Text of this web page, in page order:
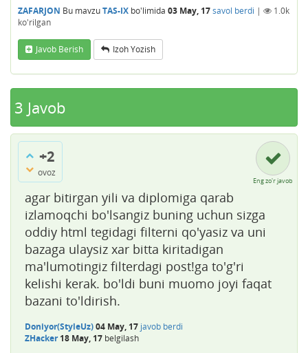
ZAFARJON Bu mavzuTAS-IX bo'limida 03 May, 17savol berdi |
1.0k
ko'rilgan
Javob Berish Izoh Yozish
3 Javob
+2
ovoz
Eng zo'r javob
agar bitirgan yili va diplomiga qarab
izlamoqchi bo'lsangiz buning uchun sizga
oddiy html tegidagi filterni qo'yasiz va uni
bazaga ulaysiz xar bitta kiritadigan
ma'lumotingiz filterdagi post!ga to'g'ri
kelishi kerak. bo'ldi buni muomo joyi faqat
bazani to'ldirish.
Doniyor(StyleUz)04 May, 17 javob berdi
ZHacker 18 May, 17 belgilash